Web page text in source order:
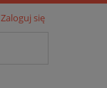
Zaloguj się